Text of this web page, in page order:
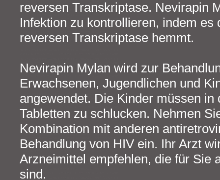
reversen Transkriptase. Nevirapin
Infektion zu kontrollieren, indem es
reversen Transkriptase hemmt.
Nevirapin Mylan wird zur
Erwachsenen, Jugendlichen und
angewendet. Die Kinder müssen in
Tabletten zu schlucken. Nehmen
Kombination mit anderen
Behandlung von HIV ein. Ihr Arzt
Arzneimittel empfehlen, die für Sie
sind.